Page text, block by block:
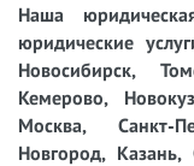
Наша
юридические
Новосибирск,
Кемерово,
Москва, Санкт-
Новгород, Казань,